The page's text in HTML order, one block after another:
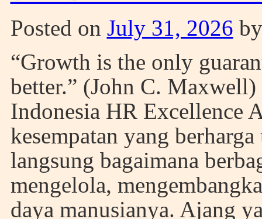
Posted on July 31, 2026 by
“Growth is the only
better.” (John C.
Indonesia HR Excellence
kesempatan yang
langsung bagaimana
mengelola,
daya manusianya. Ajang